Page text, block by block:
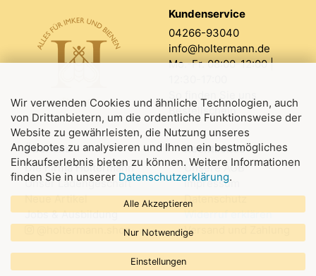
Wir verwenden Cookies und ähnliche Technologien, auch
von Drittanbietern, um die ordentliche Funktionsweise der
Website zu gewährleisten, die Nutzung unseres
Angebotes zu analysieren und Ihnen ein bestmögliches
Einkaufserlebnis bieten zu können. Weitere Informationen
finden Sie in unserer Datenschutzerklärung.
Alle Akzeptieren
Nur Notwendige
Einstellungen
Kundenservice
04266-93040
info@holtermann.de
Mo.-Fr. 08:00-12:00 |
So finden Sie uns
Bestellschein
Über uns
Die Firma Holtermann
Unser Ladengeschäft
Neue Artikel
Jobs & Ausbildung
@holtermann.shop
Rechtliches
Unsere AGB
Impressum
Datenschutz
Widerruf erklären
Versand und Zahlung